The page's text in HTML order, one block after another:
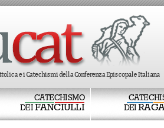
CATECHISMO
DEIFANCIULLI
DEI